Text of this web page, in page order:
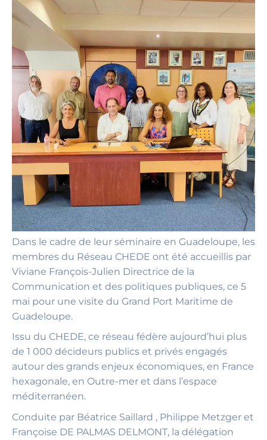
Dans le cadre de leur séminaire en Guadeloupe, les
membres du Réseau CHEDE ont été accueillis par
Viviane François-Julien Directrice de la
Communication et des politiques publiques, ce 5
mai pour une visite du Grand Port Maritime de
Guadeloupe.
Issu du CHEDE, ce réseau fédère aujourd’hui plus
de 1 000 décideurs publics et privés engagés
autour des grands enjeux économiques, en France
hexagonale, en Outre-mer et dans l’espace
méditerranéen.
Conduite par Béatrice Saillard , Philippe Metzger et
Françoise DE PALMAS DELMONT, la délégation